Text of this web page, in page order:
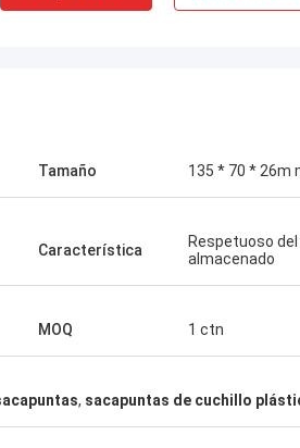
Tamaño 135 * 70 * 26m
Característica
Respetuoso
almacenado
MOQ 1 ctn
, sacapuntas de cuchillo